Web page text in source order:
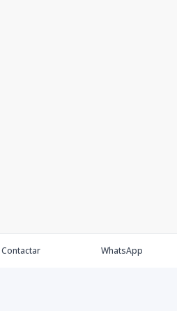
Contactar WhatsApp